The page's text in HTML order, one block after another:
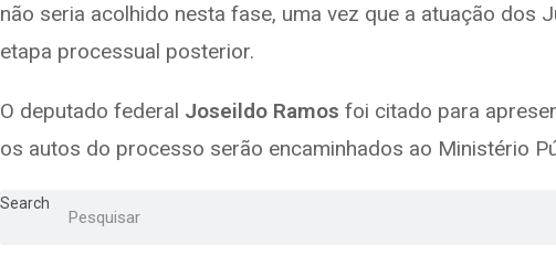
não seria acolhido nesta fase, uma vez que a atuação dos
etapa processual posterior.
O deputado federal Joseildo Ramos foi citado para
os autos do processo serão encaminhados ao Ministério
Search